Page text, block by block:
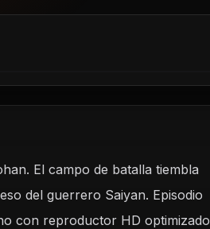
llega
El campo de batalla tiembla
del guerrero Saiyan. Episodio
con reproductor HD optimizado